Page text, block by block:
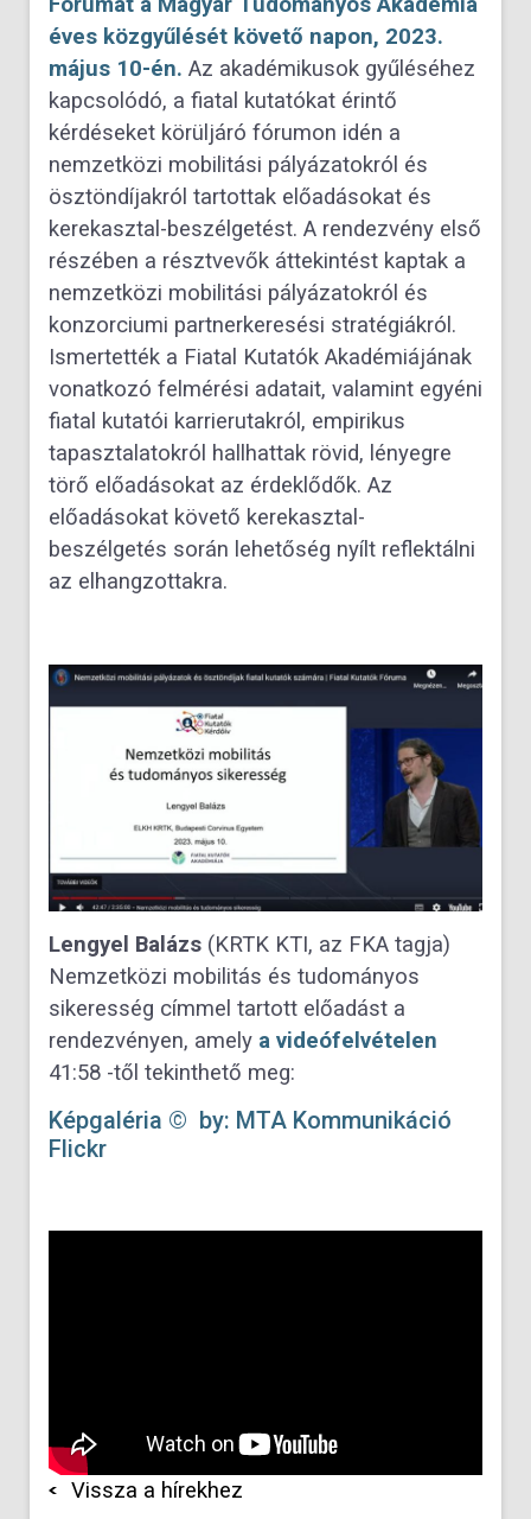
éves közgyűlését követő napon, 2023.
május 10-én. Az akadémikusok gyűléséhez
kapcsolódó, a fiatal kutatókat érintő
kérdéseket körüljáró fórumon idén a
nemzetközi mobilitási pályázatokról és
ösztöndíjakról tartottak előadásokat és
kerekasztal-beszélgetést. A rendezvény első
részében a résztvevők áttekintést kaptak a
nemzetközi mobilitási pályázatokról és
konzorciumi partnerkeresési stratégiákról.
Ismertették a Fiatal Kutatók Akadémiájának
vonatkozó felmérési adatait, valamint egyéni
fiatal kutatói karrierutakról, empirikus
tapasztalatokról hallhattak rövid, lényegre
törő előadásokat az érdeklődők. Az
előadásokat követő kerekasztal-
beszélgetés során lehetőség nyílt reflektálni
az elhangzottakra.
Lengyel Balázs (KRTK KTI, az FKA tagja)
Nemzetközi mobilitás és tudományos
sikeresség címmel tartott előadást a
rendezvényen, amely a videófelvételen
41:58 -től tekinthető meg:
Képgaléria © by: MTA Kommunikáció
Flickr
Vissza a hírekhez